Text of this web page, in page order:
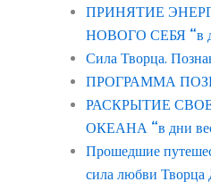
ПРИНЯТИЕ
НОВОГО СЕБЯ “в
Сила Творца.
ПРОГРАММА
РАСКРЫТИЕ
ОКЕАНА “в дни
Прошедшие
сила любви